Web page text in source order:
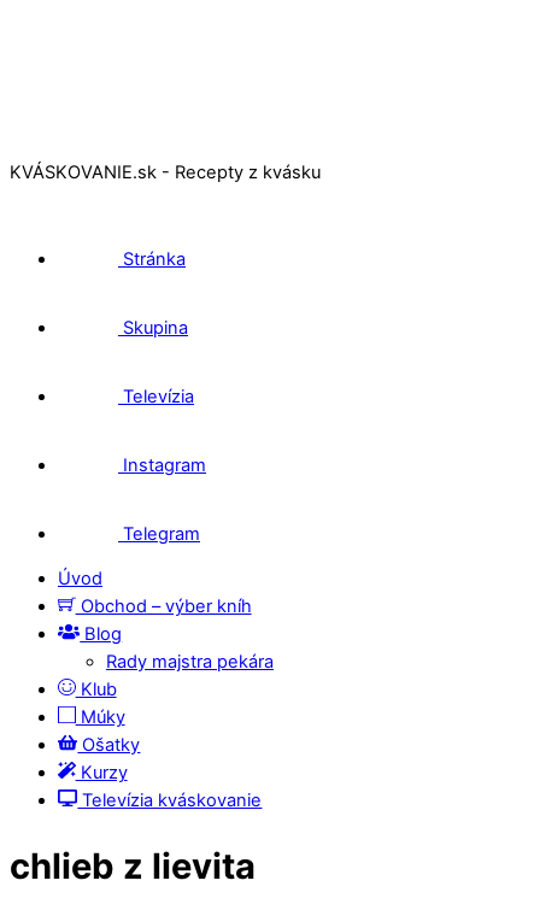
KVÁSKOVANIE.sk - Recepty z kvásku
Stránka
Skupina
Televízia
Instagram
Telegram
Úvod
Obchod – výber kníh
Blog
Rady majstra pekára
Klub
Múky
Ošatky
Kurzy
Televízia kváskovanie
chlieb z lievita